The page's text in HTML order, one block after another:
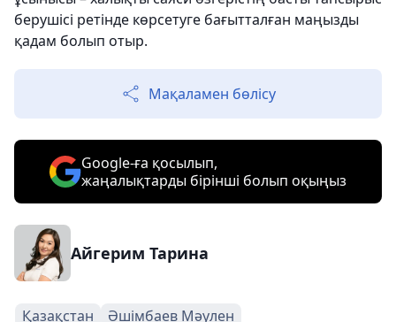
берушісі ретінде көрсетуге бағытталған маңызды
қадам болып отыр.
Мақаламен бөлісу
Google-ға қосылып,
жаңалықтарды бірінші болып оқыңыз
Айгерим Тарина
Қазақстан Әшімбаев Мәулен